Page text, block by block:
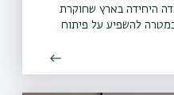
היחידה בארץ שחוקרת
להשפיע על פיתוח